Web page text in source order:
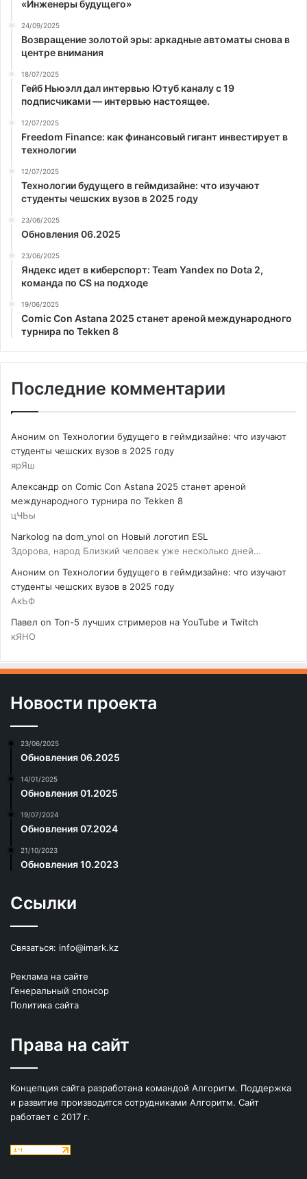
«Инженеры будущего»
24/09/2025
Возвращение золотой эры: аркадные автоматы снова в
центре внимания
18/07/2025
Гейб Ньюэлл дал интервью Ютуб каналу с 19
подписчиками — интервью настоящее.
12/07/2025
Freedom Finance: как финансовый гигант инвестирует в
технологии
12/07/2025
Технологии будущего в геймдизайне: что изучают
студенты чешских вузов в 2025 году
23/06/2025
Обновления 06.2025
23/06/2025
Яндекс идет в киберспорт: Team Yandex по Dota 2,
команда по CS на подходе
19/06/2025
Comic Con Astana 2025 станет ареной международного
турнира по Tekken 8
Последние комментарии
Аноним on Технологии будущего в геймдизайне: что изучают
студенты чешских вузов в 2025 году
ярЯш
Александр on Comic Con Astana 2025 станет ареной
международного турнира по Tekken 8
цЧЬы
Narkolog na dom_ynol on Новый логотип ESL
Здорова, народ Близкий человек уже несколько дней…
Аноним on Технологии будущего в геймдизайне: что изучают
студенты чешских вузов в 2025 году
АкЬФ
Павел on Топ-5 лучших стримеров на YouTube и Twitch
кЯНО
Новости проекта
23/06/2025
Обновления 06.2025
14/01/2025
Обновления 01.2025
19/07/2024
Обновления 07.2024
21/10/2023
Обновления 10.2023
Ссылки
Связаться: info@imark.kz
Реклама на сайте
Генеральный спонсор
Политика сайта
Права на сайт
Концепция сайта разработана командой Алгоритм. Поддержка
и развитие производится сотрудниками Алгоритм. Сайт
работает с 2017 г.